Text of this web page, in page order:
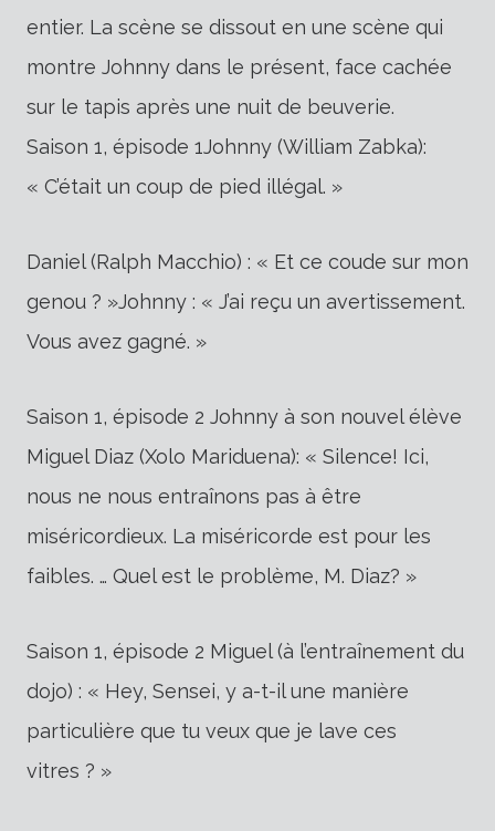
entier. La scène se dissout en une scène qui
montre Johnny dans le présent, face cachée
sur le tapis après une nuit de beuverie.
Saison 1, épisode 1Johnny (William Zabka):
« C’était un coup de pied illégal. »
Daniel (Ralph Macchio) : « Et ce coude sur mon
genou ? »Johnny : « J’ai reçu un avertissement.
Vous avez gagné. »
Saison 1, épisode 2 Johnny à son nouvel élève
Miguel Diaz (Xolo Mariduena): « Silence! Ici,
nous ne nous entraînons pas à être
miséricordieux. La miséricorde est pour les
faibles. … Quel est le problème, M. Diaz? »
Saison 1, épisode 2 Miguel (à l’entraînement du
dojo) : « Hey, Sensei, y a-t-il une manière
particulière que tu veux que je lave ces
vitres ? »